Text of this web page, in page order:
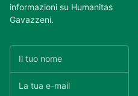
informazioni su Humanitas
Gavazzeni.